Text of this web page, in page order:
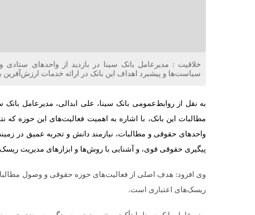
خلاقیت : مدیرعامل بانک سینا در بازدید از واحدهای
سیاست‌ها و پیشبرد اهداف این بانک در ارائه خدمات
به نقل از روابط‌عمومی بانک سینا، علی ابدالی، مدیرعامل
مطالبات این بانک، با اشاره به اهمیت فعالیت‌های این حوزه که
واحدهای حقوقی و مطالبات، نیازمند دانش و تجربه عمیق در
پیگیری حقوقی قوی، و آشنایی با روش‌ها و ابزارهای مدیریت
وی افزود: هدف اصلی از فعالیت‌های حوزه حقوقی و وصول
ریسک‌های اعتباری است.